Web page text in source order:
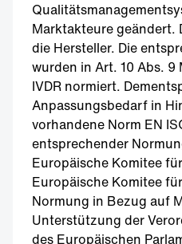
Marktakteure geändert.
die Hersteller. Die
wurden in Art. 10 Abs. 9
IVDR normiert.
Anpassungsbedarf in
vorhandene Norm EN
entsprechender
Europäische Komitee
Europäische Komitee
Normung in Bezug auf
Unterstützung der
des Europäischen